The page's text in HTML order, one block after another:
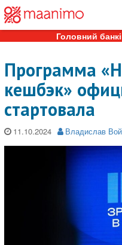
Головний
Программа
кешбэк»
стартовала
11.10.2024 Владислав